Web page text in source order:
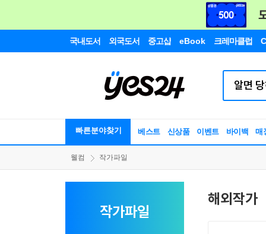
국내도서 외국도서 중고샵 eBook 크레마클럽
빠른분야찾기 베스트 신상품 이벤트 바이백 매
웰컴 작가파일
작가파일
해외작가